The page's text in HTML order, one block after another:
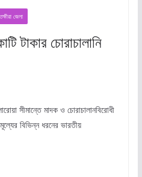
জেলা
টাকার চোরাচালানি
সীমান্তে মাদক ও চোরাচালানবিরোধী
বিভিন্ন ধরনের ভারতীয়